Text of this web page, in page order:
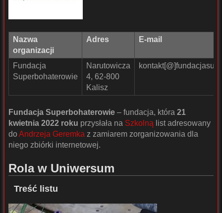
Nazwa
organizacji
Adres E-mail
Fundacja
Superbohaterowie
Narutowicza
4, 62-800
Kalisz
Fundacja Superbohaterowie – fundacja, która 21
kwietnia 2022 roku przysłała na Szkolną list adresowany
doAndrzeja Geremka z zamiarem zorganizowania dla
niego zbiórki internetowej.
Rola w Uniwersum
Treść listu